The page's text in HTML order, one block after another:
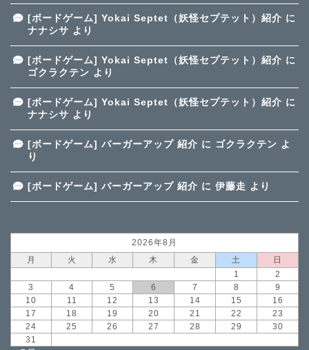
[ボードゲーム] Yokai Septet（妖怪セプテット）紹介 に
ナナシサ より
[ボードゲーム] Yokai Septet（妖怪セプテット）紹介 に
ゴクラクテン より
[ボードゲーム] Yokai Septet（妖怪セプテット）紹介 に
ナナシサ より
[ボードゲーム] バーガーアップ 紹介 に ゴクラクテン よ
り
[ボードゲーム] バーガーアップ 紹介 に 伊藤走 より
2026年8月
月
火 水 木 金 土
日
1
2
3
4 5 6 7 8
9
10
11 12 13 14 15
16
17
18 19 20 21 22
23
24
25 26 27 28 29
30
31